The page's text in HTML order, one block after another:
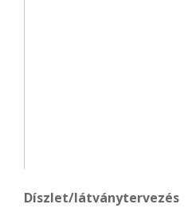
Díszlet/látványtervezés